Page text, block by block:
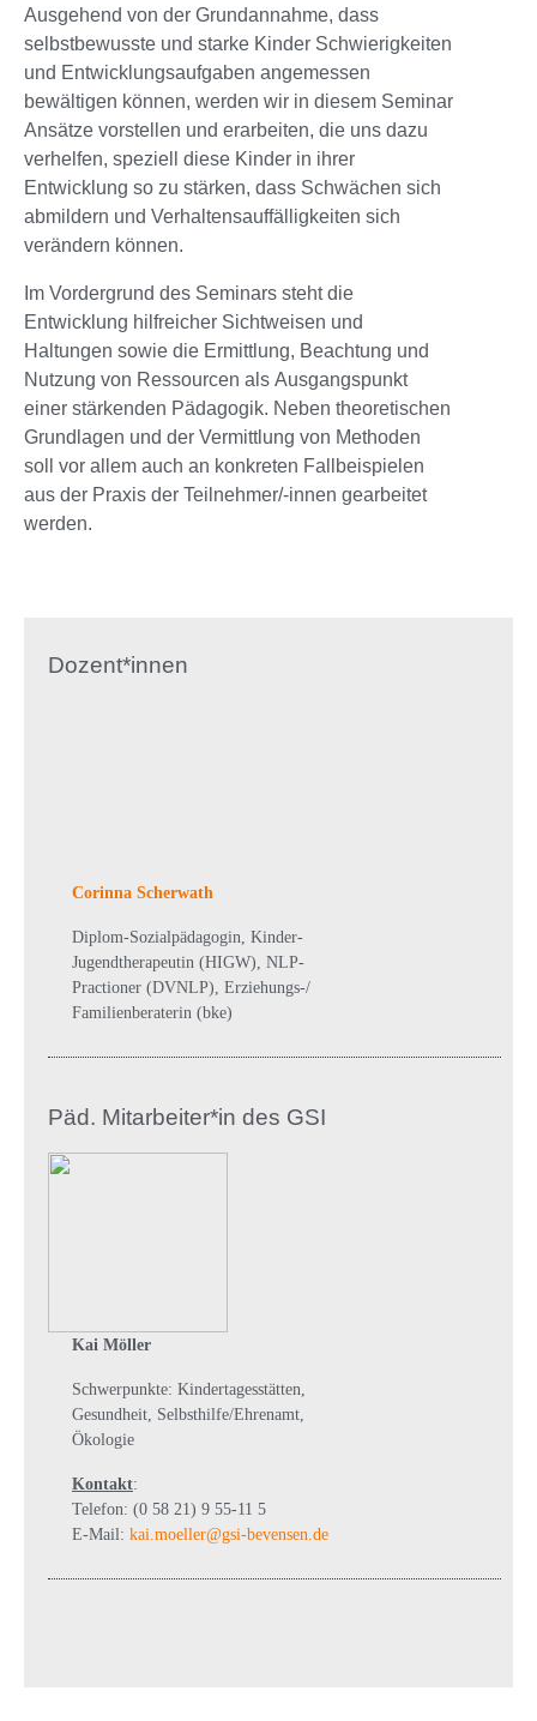
Ausgehend von der Grundannahme, dass
selbstbewusste und starke Kinder Schwierigkeiten
und Entwicklungsaufgaben angemessen
bewältigen können, werden wir in diesem Seminar
Ansätze vorstellen und erarbeiten, die uns dazu
verhelfen, speziell diese Kinder in ihrer
Entwicklung so zu stärken, dass Schwächen sich
abmildern und Verhaltensauffälligkeiten sich
verändern können.
Im Vordergrund des Seminars steht die
Entwicklung hilfreicher Sichtweisen und
Haltungen sowie die Ermittlung, Beachtung und
Nutzung von Ressourcen als Ausgangspunkt
einer stärkenden Pädagogik. Neben theoretischen
Grundlagen und der Vermittlung von Methoden
soll vor allem auch an konkreten Fallbeispielen
aus der Praxis der Teilnehmer/-innen gearbeitet
werden.
Dozent*innen
Corinna Scherwath
Diplom-Sozialpädagogin, Kinder-
Jugendtherapeutin (HIGW), NLP-
Practioner (DVNLP), Erziehungs-/
Familienberaterin (bke)
Päd. Mitarbeiter*in des GSI
Kai Möller
Schwerpunkte: Kindertagesstätten,
Gesundheit, Selbsthilfe/Ehrenamt,
Ökologie
Kontakt:
Telefon: (0 58 21) 9 55-11 5
E-Mail: kai.moeller@gsi-bevensen.de